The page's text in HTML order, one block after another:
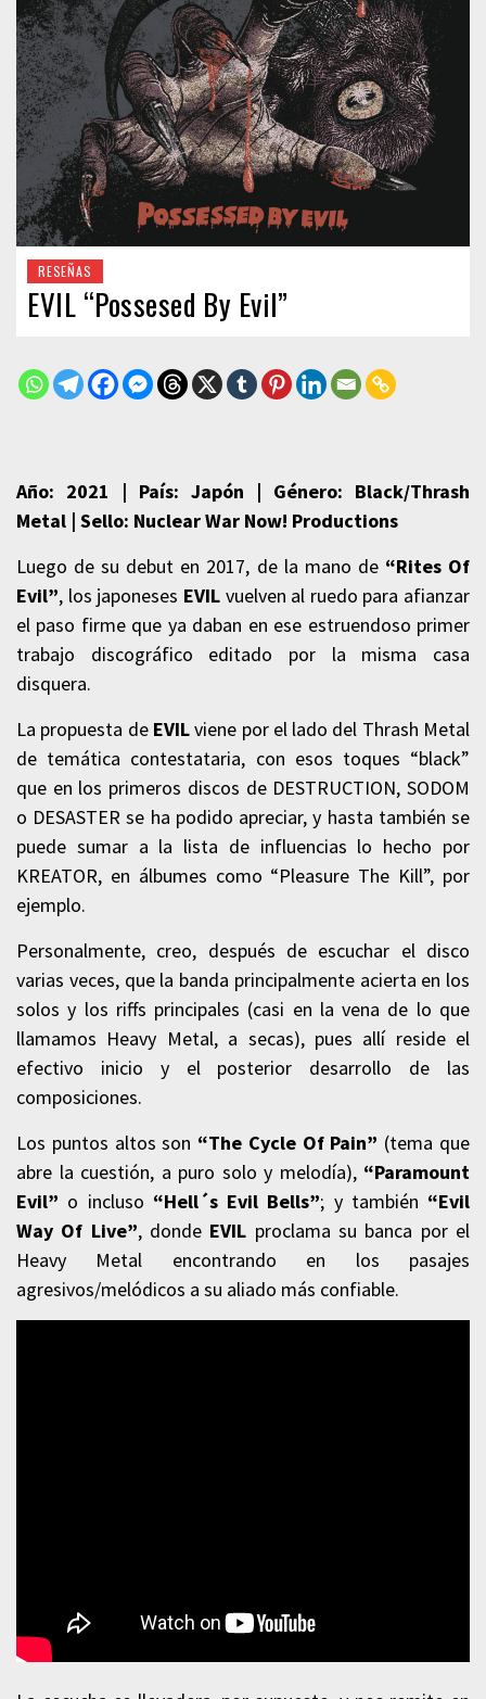
RESEÑAS
EVIL “Possesed By Evil”
Año: 2021 | País: Japón | Género: Black/Thrash
Metal | Sello: Nuclear War Now! Productions
Luego de su debut en 2017, de la mano de “Rites Of
Evil”, los japoneses EVILvuelven al ruedo para afianzar
el paso firme que ya daban en ese estruendoso primer
trabajo discográfico editado por la misma casa
disquera.
La propuesta de EVILviene por el lado del Thrash Metal
de temática contestataria, con esos toques “black”
que en los primeros discos de DESTRUCTION, SODOM
o DESASTER se ha podido apreciar, y hasta también se
puede sumar a la lista de influencias lo hecho por
KREATOR, en álbumes como “Pleasure The Kill”, por
ejemplo.
Personalmente, creo, después de escuchar el disco
varias veces, que la banda principalmente acierta en los
solos y los riffs principales (casi en la vena de lo que
llamamos Heavy Metal, a secas), pues allí reside el
efectivo inicio y el posterior desarrollo de las
composiciones.
Los puntos altos son “The Cycle Of Pain” (tema que
abre la cuestión, a puro solo y melodía), “Paramount
Evil” o incluso “Hell´s Evil Bells”; y también “Evil
Way Of Live”, donde EVIL proclama su banca por el
Heavy Metal encontrando en los pasajes
agresivos/melódicos a su aliado más confiable.